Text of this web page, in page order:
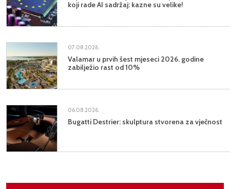
koji rade AI sadržaj: kazne su velike!
07.08.2026.
Valamar u prvih šest mjeseci 2026. godine
zabilježio rast od 10%
06.08.2026.
Bugatti Destrier: skulptura stvorena za vječnost